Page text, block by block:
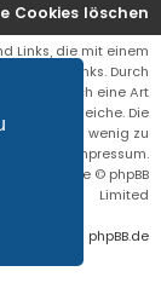
Cookies löschen
Links, die mit einem
Affiliate Links. Durch
erhälte ich eine Art
Preis der gleiche. Die
ein wenig zu
auch das Impressum.
Software © phpBB
Limited
durch phpBB.de